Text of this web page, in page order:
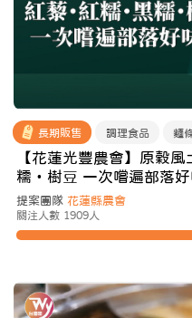
長期販售 調理食品 麵
【花蓮光豐農會】原穀
糯・樹豆 一次嚐遍部落
提案團隊 花蓮縣農會
關注人數 1909人